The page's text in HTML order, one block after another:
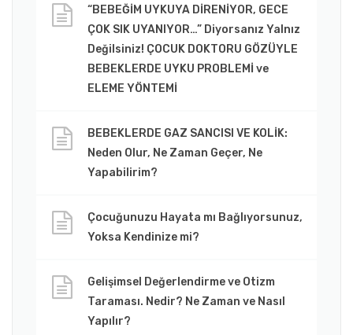
“BEBEĞİM UYKUYA DİRENİYOR, GECE
ÇOK SIK UYANIYOR…” Diyorsanız Yalnız
Değilsiniz! ÇOCUK DOKTORU GÖZÜYLE
BEBEKLERDE UYKU PROBLEMİ ve
ELEME YÖNTEMİ
BEBEKLERDE GAZ SANCISI VE KOLİK:
Neden Olur, Ne Zaman Geçer, Ne
Yapabilirim?
Çocuğunuzu Hayata mı Bağlıyorsunuz,
Yoksa Kendinize mi?
Gelişimsel Değerlendirme ve Otizm
Taraması. Nedir? Ne Zaman ve Nasıl
Yapılır?